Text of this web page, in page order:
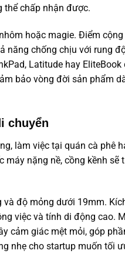
thể chấp nhận được.
hoặc magie. Điểm
năng chống chịu với rung
Latitude hay EliteBook
bảo vòng đời sản phẩm
chuyển
làm việc tại quán cà phê
nặng nề, cồng kềnh sẽ
và độ mỏng dưới 19mm.
việc và tính di động cao.
cảm giác mệt mỏi, góp
nhẹ cho startup muốn tối